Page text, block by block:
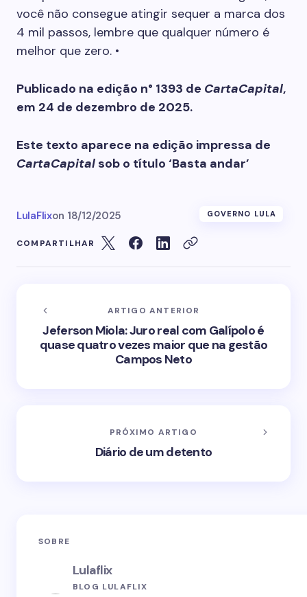
você não consegue atingir sequer a marca dos
4 mil passos, lembre que qualquer número é
melhor que zero. •
Publicado na edição n° 1393 de CartaCapital,
em 24 de dezembro de 2025.
Este texto aparece na edição impressa de
CartaCapitalsob o título ‘Basta andar’
LulaFlixon 18/12/2025 GOVERNO LULA
COMPARTILHAR
ARTIGO ANTERIOR
Jeferson Miola: Juro real com Galípolo é
quase quatro vezes maior que na gestão
Campos Neto
PRÓXIMO ARTIGO
Diário de um detento
SOBRE
Lulaflix
BLOG LULAFLIX